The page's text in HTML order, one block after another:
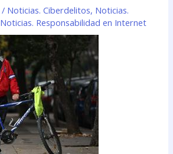
/ Noticias. Ciberdelitos, Noticias.
Noticias. Responsabilidad en Internet